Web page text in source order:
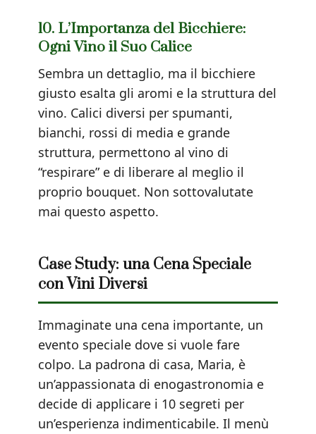
10. L’Importanza del Bicchiere:
Ogni Vino il Suo Calice
Sembra un dettaglio, ma il bicchiere
giusto esalta gli aromi e la struttura del
vino. Calici diversi per spumanti,
bianchi, rossi di media e grande
struttura, permettono al vino di
“respirare” e di liberare al meglio il
proprio bouquet. Non sottovalutate
mai questo aspetto.
Case Study: una Cena Speciale
con Vini Diversi
Immaginate una cena importante, un
evento speciale dove si vuole fare
colpo. La padrona di casa, Maria, è
un’appassionata di enogastronomia e
decide di applicare i 10 segreti per
un’esperienza indimenticabile. Il menù